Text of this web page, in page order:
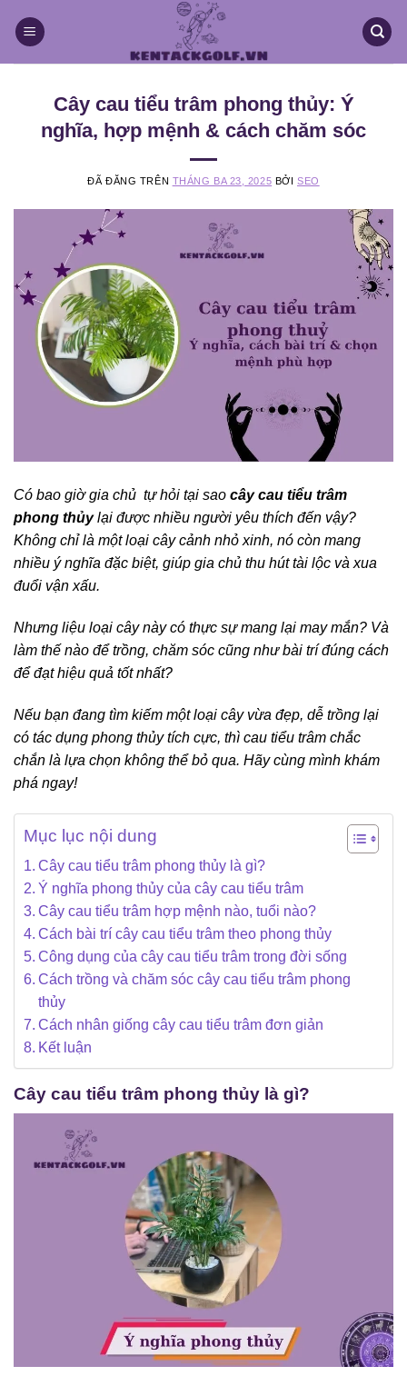
đến
Cây cau tiểu trâm phong thủy: Ý
nghĩa, hợp mệnh & cách chăm sóc
ĐÃ ĐĂNG TRÊN THÁNG BA 23, 2025 BỞI SEO
Có bao giờ gia chủ tự hỏi tại sao cây cau tiểu trâm
phong thủylại được nhiều người yêu thích đến vậy?
Không chỉ là một loại cây cảnh nhỏ xinh, nó còn mang
nhiều ý nghĩa đặc biệt, giúp gia chủ thu hút tài lộc và xua
đuổi vận xấu.
Nhưng liệu loại cây này có thực sự mang lại may mắn? Và
làm thế nào để trồng, chăm sóc cũng như bài trí đúng cách
để đạt hiệu quả tốt nhất?
Nếu bạn đang tìm kiếm một loại cây vừa đẹp, dễ trồng lại
có tác dụng phong thủy tích cực, thì cau tiểu trâm chắc
chắn là lựa chọn không thể bỏ qua. Hãy cùng mình khám
phá ngay!
Mục lục nội dung
Cây cau tiểu trâm phong thủy là gì?
Ý nghĩa phong thủy của cây cau tiểu trâm
Cây cau tiểu trâm hợp mệnh nào, tuổi nào?
Cách bài trí cây cau tiểu trâm theo phong thủy
Công dụng của cây cau tiểu trâm trong đời sống
Cách trồng và chăm sóc cây cau tiểu trâm phong
thủy
Cách nhân giống cây cau tiểu trâm đơn giản
Kết luận
Cây cau tiểu trâm phong thủy là gì?